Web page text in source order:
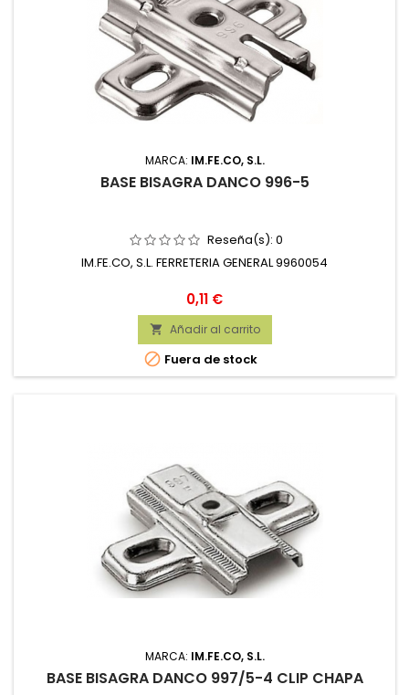
MARCA: IM.FE.CO, S.L.
BASE BISAGRA DANCO 996-5
Reseña(s): 0
IM.FE.CO, S.L. FERRETERIA GENERAL 9960054
Precio
0,11 €
 Añadir al carrito
 Fuera de stock
MARCA: IM.FE.CO, S.L.
BASE BISAGRA DANCO 997/5-4 CLIP CHAPA